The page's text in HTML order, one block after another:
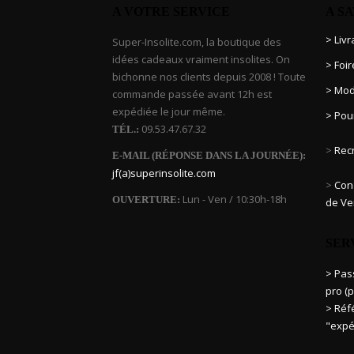
Super-Insolite.com, la boutique des
idées cadeaux vraiment insolites. On
bichonne nos clients depuis 2008 ! Toute
commande passée avant 12h est
expédiée le jour même.
TÉL.: 09.53.47.67.32
E-MAIL (RÉPONSE DANS LA JOURNÉE):
jf(a)superinsolite.com
OUVERTURE: Lun - Ven / 10:30h-18h
>
>
>
>
>
>
de
>
pro
>